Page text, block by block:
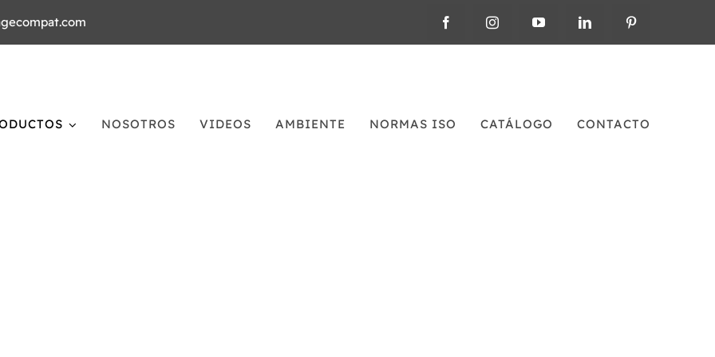
NOSOTROS VIDEOS AMBIENTE NORMAS ISO CATÁLOGO CONTACTO